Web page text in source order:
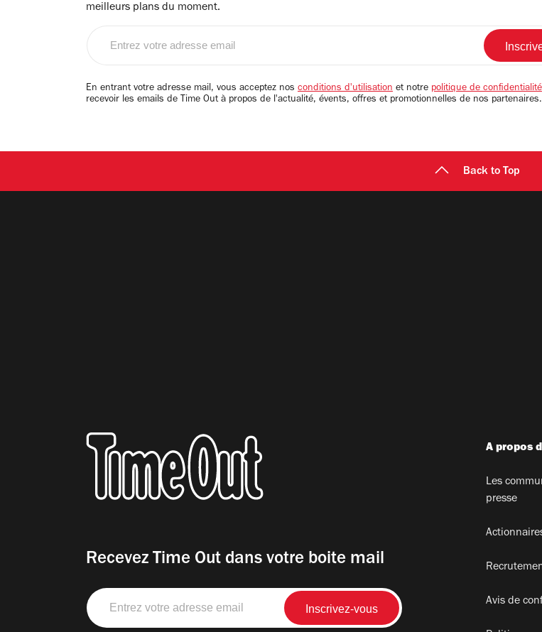
meilleurs plans du moment.
email
En entrant votre adresse mail, vous acceptez nos conditions d'utilisation et notre politique de confidentialité
recevoir les emails de Time Out à propos de l'actualité, évents, offres et promotionnelles de nos partenaires.
Back to Top
Recevez Time Out dans votre boite mail
Entrez
votre
A propos
Les
presse
Avis de